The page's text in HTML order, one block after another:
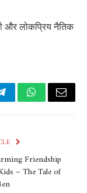
और लोकप्रिय नैतिक
TelegramWhatsApp
Email
Friendship
– The Tale of